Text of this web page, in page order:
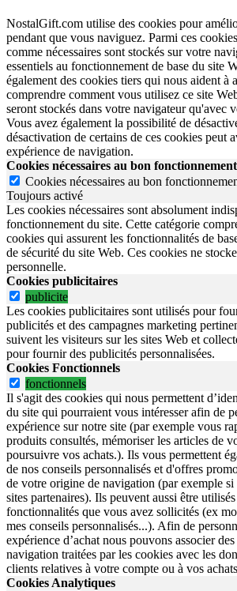
NostalGift.com utilise des cookies pour
pendant que vous naviguez. Parmi ces
comme nécessaires sont stockés sur votre
essentiels au fonctionnement de base du site
également des cookies tiers qui nous aident à
comprendre comment vous utilisez ce site
seront stockés dans votre navigateur qu'avec
Vous avez également la possibilité de
désactivation de certains de ces cookies peut
expérience de navigation.
Cookies nécessaires au bon fonctionnement
Cookies nécessaires au bon
Toujours activé
Les cookies nécessaires sont absolument
fonctionnement du site. Cette catégorie
cookies qui assurent les fonctionnalités de
de sécurité du site Web. Ces cookies ne
personnelle.
Cookies publicitaires
publicite
Les cookies publicitaires sont utilisés pour
publicités et des campagnes marketing
suivent les visiteurs sur les sites Web et
pour fournir des publicités personnalisées.
Cookies Fonctionnels
fonctionnels
Il s'agit des cookies qui nous permettent
du site qui pourraient vous intéresser afin de
expérience sur notre site (par exemple vous
produits consultés, mémoriser les articles de
poursuivre vos achats.). Ils vous permettent
de nos conseils personnalisés et d'offres
de votre origine de navigation (par exemple si
sites partenaires). Ils peuvent aussi être
fonctionnalités que vous avez sollicités (ex
mes conseils personnalisés...). Afin de
expérience d’achat nous pouvons associer
navigation traitées par les cookies avec les
clients relatives à votre compte ou à vos
Cookies Analytiques